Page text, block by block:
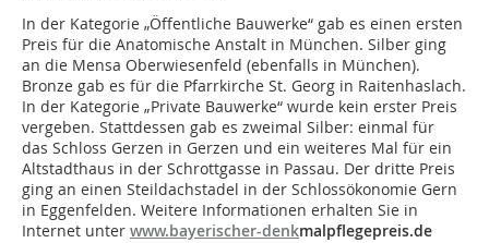
In der Kategorie „Öffentliche Bauwerke“ gab es einen ersten
Preis für die Anatomische Anstalt in München. Silber ging
an die Mensa Oberwiesenfeld (ebenfalls in München).
Bronze gab es für die Pfarrkirche St. Georg in Raitenhaslach.
In der Kategorie „Private Bauwerke“ wurde kein erster Preis
vergeben. Stattdessen gab es zweimal Silber: einmal für
das Schloss Gerzen in Gerzen und ein weiteres Mal für ein
Altstadthaus in der Schrottgasse in Passau. Der dritte Preis
ging an einen Steildachstadel in der Schlossökonomie Gern
in Eggenfelden. Weitere Informationen erhalten Sie in
Internet unter www.bayerischer-denkmalpflegepreis.de